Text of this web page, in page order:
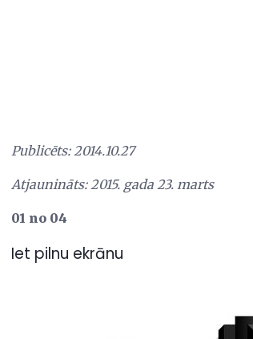
Publicēts: 2014.10.27
Atjaunināts: 2015. gada 23. marts
01 no 04
Iet pilnu ekrānu